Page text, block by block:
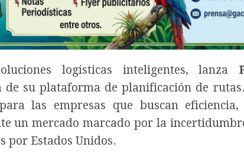
logísticas inteligentes, lanza
su plataforma de planificación de
las empresas que buscan
un mercado marcado por la
por Estados Unidos.